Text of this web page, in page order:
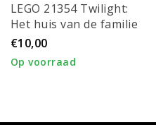
LEGO 21354 Twilight:
Het huis van de familie
Cullen
€10,00
Op voorraad